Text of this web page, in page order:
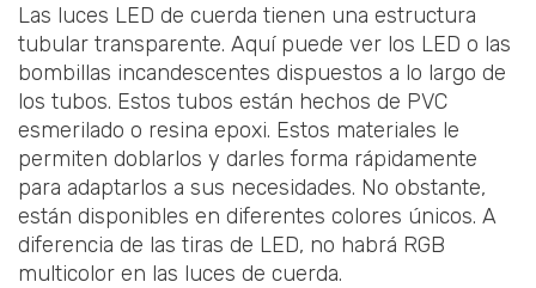
Las luces LED de cuerda tienen una estructura
tubular transparente. Aquí puede ver los LED o las
bombillas incandescentes dispuestos a lo largo de
los tubos. Estos tubos están hechos de PVC
esmerilado o resina epoxi. Estos materiales le
permiten doblarlos y darles forma rápidamente
para adaptarlos a sus necesidades. No obstante,
están disponibles en diferentes colores únicos. A
diferencia de las tiras de LED, no habrá RGB
multicolor en las luces de cuerda.